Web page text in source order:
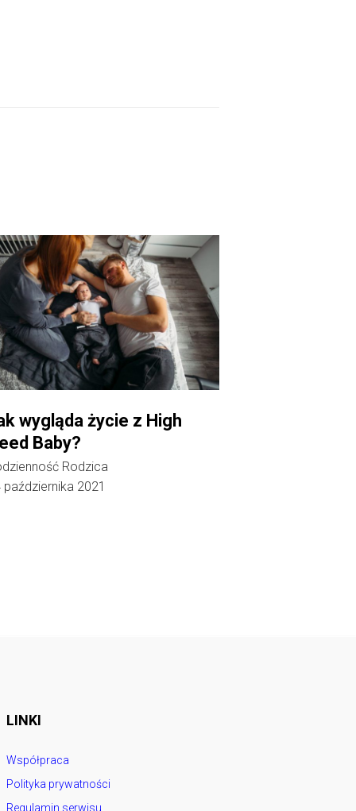
wygląda życie z High
Baby?
Rodzica
października 2021
LINKI
Współpraca
Polityka prywatności
Regulamin serwisu